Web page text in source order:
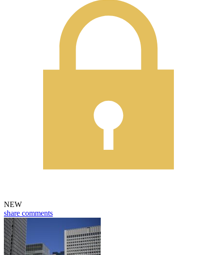
NEW
share comments